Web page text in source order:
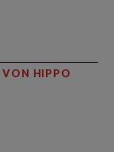
VON HIPPO